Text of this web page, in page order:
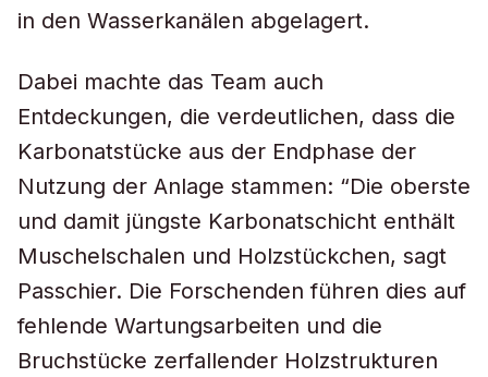
in den Wasserkanälen abgelagert.
Dabei machte das Team auch
Entdeckungen, die verdeutlichen, dass die
Karbonatstücke aus der Endphase der
Nutzung der Anlage stammen: “Die oberste
und damit jüngste Karbonatschicht enthält
Muschelschalen und Holzstückchen, sagt
Passchier. Die Forschenden führen dies auf
fehlende Wartungsarbeiten und die
Bruchstücke zerfallender Holzstrukturen